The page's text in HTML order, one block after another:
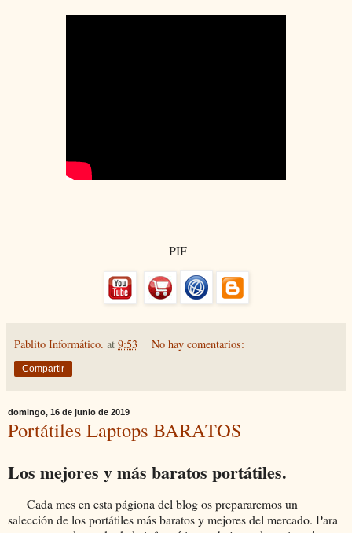
PIF
Pablito Informático. at 9:53 No hay comentarios:
Compartir
domingo, 16 de junio de 2019
Portátiles Laptops BARATOS
Los mejores y más baratos portátiles.
Cada mes en esta págiona del blog os prepararemos un
salección de los portátiles más baratos y mejores del mercado. Para